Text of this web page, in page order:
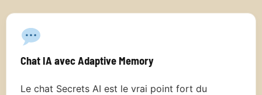
Chat IA avec Adaptive Memory
Le chat Secrets AI est le vrai point fort du